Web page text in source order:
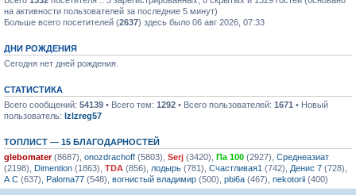
на активности пользователей за последние 5 минут)
Больше всего посетителей (2637) здесь было 06 авг 2026, 07:33
ДНИ РОЖДЕНИЯ
Сегодня нет дней рождения.
СТАТИСТИКА
Всего сообщений: 54139 • Всего тем: 1292 • Всего пользователей: 1671 • Новый
пользователь: lzlzreg57
ТОПЛИСТ — 15 БЛАГОДАРНОСТЕЙ
glebomater(8687), onozdrachoff (5803), Serj (3420), Па 100 (2927), Среднеазиат
(2198), Dimention (1863), TDA (856), лодырь (781), Счастливая1 (742), Денис 7 (728),
А С (637), Paloma77 (548), вогнистый владимир (500), pbi6a (467), nekotorii (400)